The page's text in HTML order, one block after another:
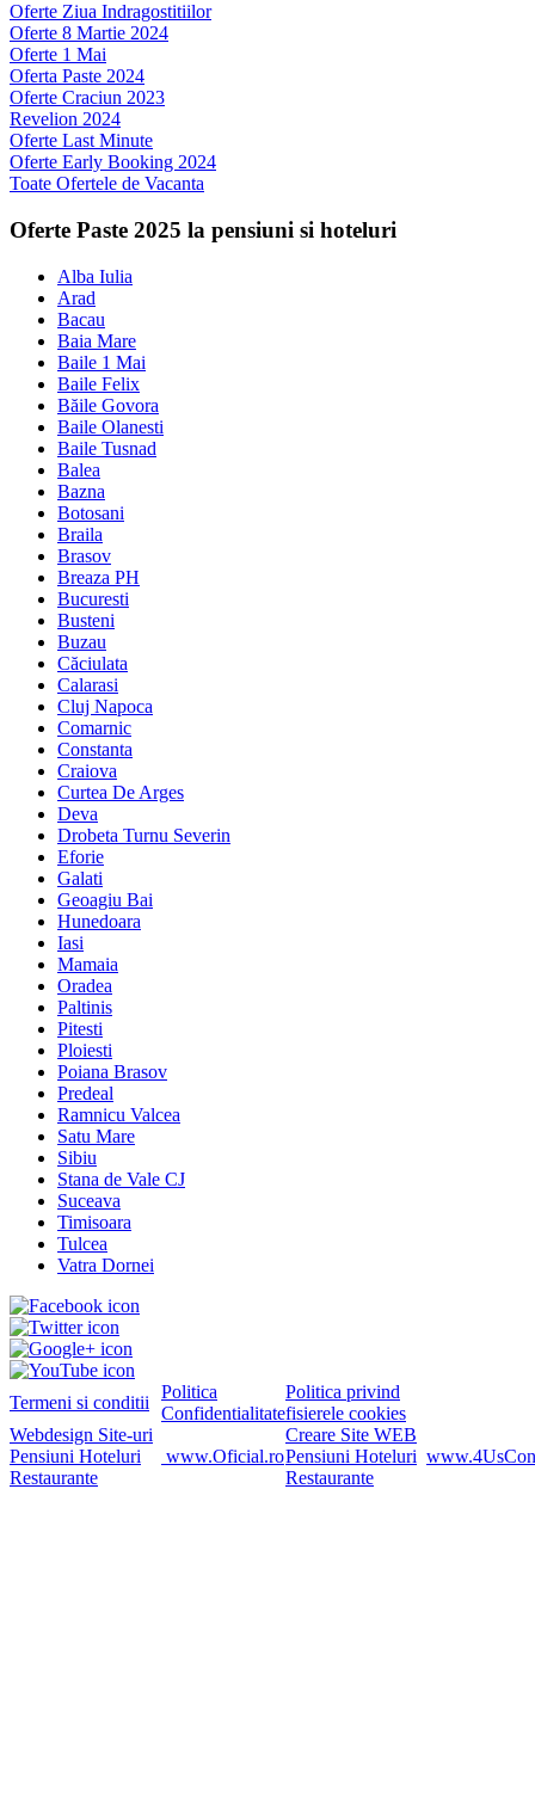
Oferte Ziua Indragostitiilor
Oferte 8 Martie 2024
Oferte 1 Mai
Oferta Paste 2024
Oferte Craciun 2023
Revelion 2024
Oferte Last Minute
Oferte Early Booking 2024
Toate Ofertele de Vacanta
Oferte Paste 2025 la pensiuni si hoteluri
Alba Iulia
Arad
Bacau
Baia Mare
Baile 1 Mai
Baile Felix
Băile Govora
Baile Olanesti
Baile Tusnad
Balea
Bazna
Botosani
Braila
Brasov
Breaza PH
Bucuresti
Busteni
Buzau
Căciulata
Calarasi
Cluj Napoca
Comarnic
Constanta
Craiova
Curtea De Arges
Deva
Drobeta Turnu Severin
Eforie
Galati
Geoagiu Bai
Hunedoara
Iasi
Mamaia
Oradea
Paltinis
Pitesti
Ploiesti
Poiana Brasov
Predeal
Ramnicu Valcea
Satu Mare
Sibiu
Stana de Vale CJ
Suceava
Timisoara
Tulcea
Vatra Dornei
Termeni si conditii
Politica
Confidentialitate
Politica privind
fisierele cookies
Webdesign Site-uri
Pensiuni Hoteluri
Restaurante
www.Oficial.ro
Creare Site WEB
Pensiuni Hoteluri
Restaurante